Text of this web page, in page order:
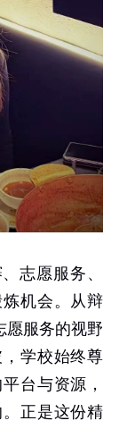
志愿服务、
机会。从辩
愿服务的视野
学校始终尊
台与资源，
正是这份精